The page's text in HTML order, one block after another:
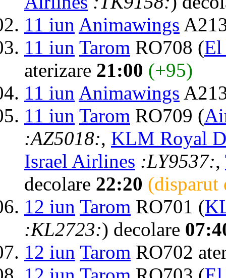
11 iun Animawings
11 iun Tarom RO708 (El
aterizare 21:00 (+95)
11 iun Animawings
11 iun Tarom RO709 (
:AZ5018:, KLM Royal
Israel Airlines :LY9537:,
decolare 22:20 (disparut
12 iun Tarom RO701 (
:KL2723:) decolare
12 iun Tarom RO702